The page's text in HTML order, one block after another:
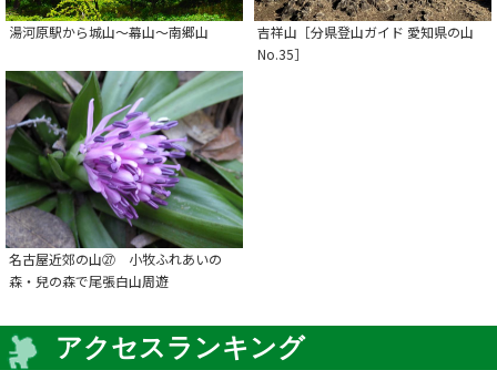
湯河原駅から城山〜幕山〜南郷山
吉祥山［分県登山ガイド 愛知県の山
No.35］
名古屋近郊の山㉗ 小牧ふれあいの
森・兒の森で尾張白山周遊
アクセスランキング